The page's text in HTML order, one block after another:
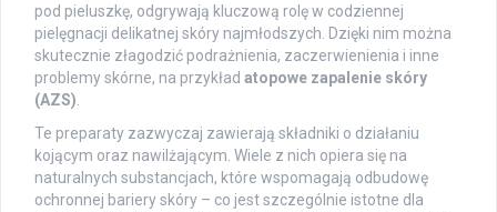
pod pieluszkę, odgrywają kluczową rolę w codziennej
pielęgnacji delikatnej skóry najmłodszych. Dzięki nim można
skutecznie złagodzić podrażnienia, zaczerwienienia i inne
problemy skórne, na przykład atopowe zapalenie skóry
(AZS).
Te preparaty zazwyczaj zawierają składniki o działaniu
kojącym oraz nawilżającym. Wiele z nich opiera się na
naturalnych substancjach, które wspomagają odbudowę
ochronnej bariery skóry – co jest szczególnie istotne dla